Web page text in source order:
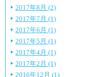
2017年8月 (2)
2017年7月 (1)
2017年6月 (1)
2017年5月 (1)
2017年4月 (1)
2017年2月 (1)
2016年12月 (1)